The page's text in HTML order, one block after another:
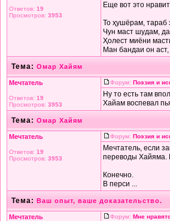
Ответов: 19
Просмотров: 3953
Еще вот это
То ҳушёрам, тараб
Чун маст шудам,
Ҳолест миёни
Ман бандаи он аст,
Тема: Омар Хайям
Мечтатель
Ответов: 19
Просмотров: 3953
Форум: Поэзия и
Ну то есть там
Хайам воспевал
Тема: Омар Хайям
Мечтатель
Ответов: 19
Просмотров: 3953
Форум: Поэзия и
Мечтатель, если
переводы Хайяма.
Конечно.
В перси ...
Тема: Ваш опыт, ваше доказательство.
Мечтатель Форум: Мне